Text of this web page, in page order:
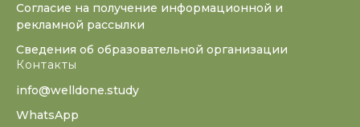
Согласие на получение информационной и
рекламной рассылки
Сведения об образовательной организации
Контакты
info@welldone.study
WhatsApp